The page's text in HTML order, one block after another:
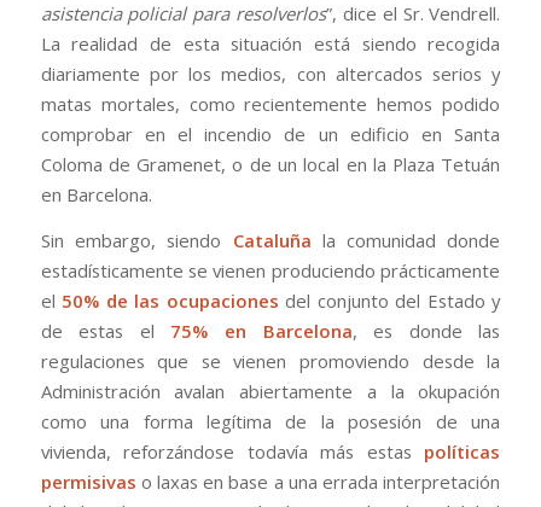
asistencia policial para resolverlos”, dice el Sr. Vendrell.
La realidad de esta situación está siendo recogida
diariamente por los medios, con altercados serios y
matas mortales, como recientemente hemos podido
comprobar en el incendio de un edificio en Santa
Coloma de Gramenet, o de un local en la Plaza Tetuán
en Barcelona.
Sin embargo, siendo Cataluña la comunidad donde
estadísticamente se vienen produciendo prácticamente
el 50% de las ocupaciones del conjunto del Estado y
de estas el 75% en Barcelona, es donde las
regulaciones que se vienen promoviendo desde la
Administración avalan abiertamente a la okupación
como una forma legítima de la posesión de una
vivienda, reforzándose todavía más estas políticas
permisivas o laxas en base a una errada interpretación